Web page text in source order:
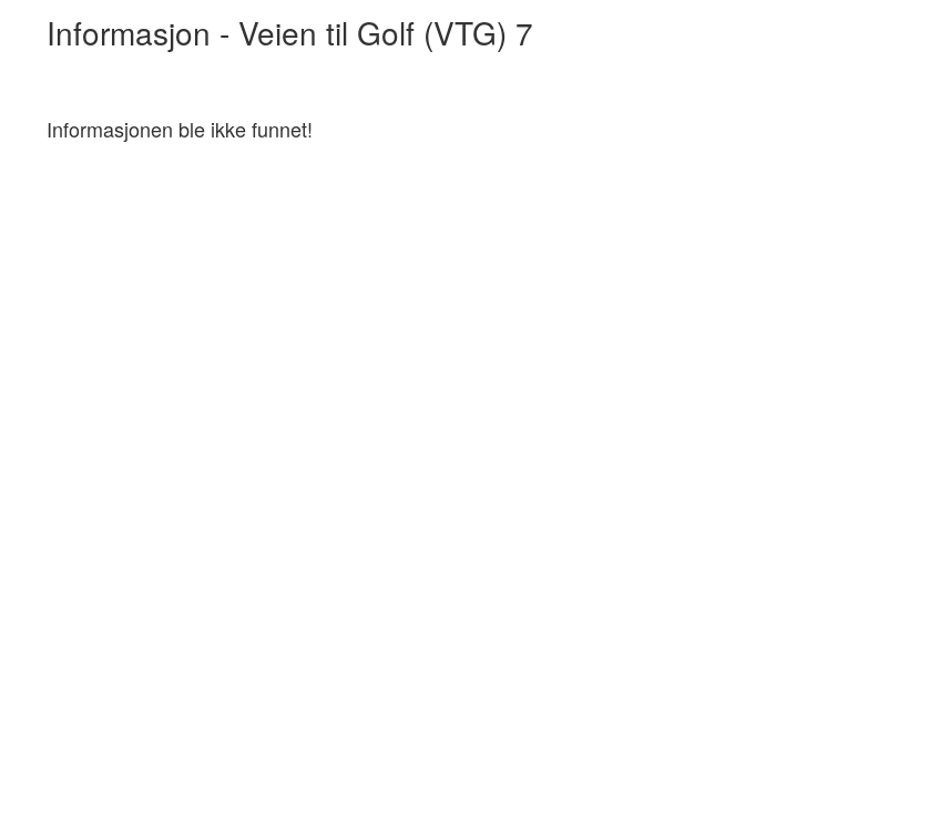
Informasjon - Veien til Golf (VTG) 7
Informasjonen ble ikke funnet!